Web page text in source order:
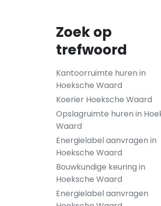
Zoek op
trefwoord
Kantoorruimte huren in
Hoeksche Waard
Koerier Hoeksche Waard
Opslagruimte huren in
Waard
Energielabel aanvragen in
Hoeksche Waard
Bouwkundige keuring in
Hoeksche Waard
Energielabel aanvragen